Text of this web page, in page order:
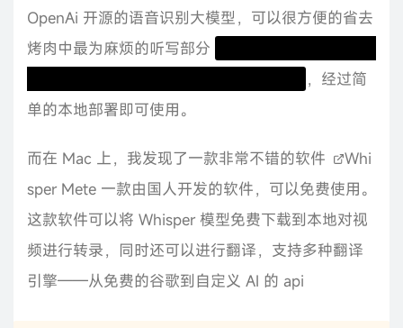
OpenAi 开源的语音识别大模型，可以很方便的省去
烤肉中最为麻烦的听写部分
，经过简
单的本地部署即可使用。
而在 Mac 上，我发现了一款非常不错的软件
Whi
sper Mete 一款由国人开发的软件，可以免费使用。
这款软件可以将 Whisper 模型免费下载到本地对视
频进行转录，同时还可以进行翻译，支持多种翻译
引擎——从免费的谷歌到自定义 AI 的 api